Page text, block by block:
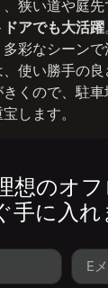
狭い道や庭
アでも大活躍
彩なシーン
、使い勝手の
くので、駐車
します。
想のオ
手に入れ